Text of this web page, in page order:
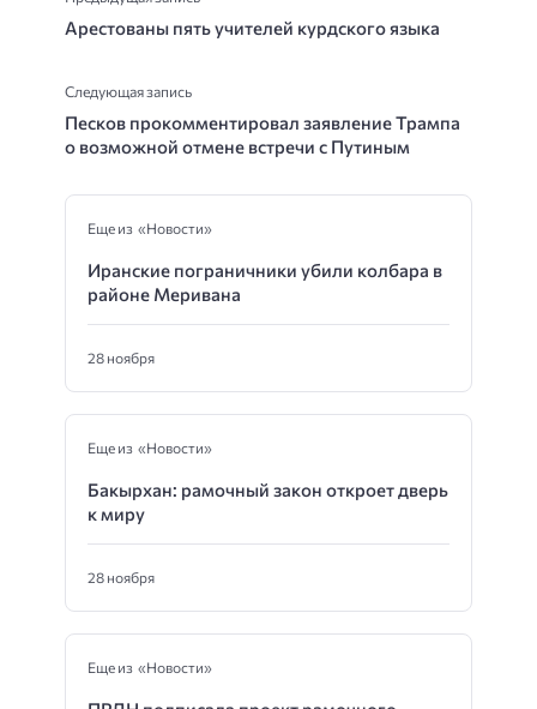
Арестованы пять учителей курдского языка
Следующая запись
Песков прокомментировал заявление Трампа
о возможной отмене встречи с Путиным
Еще из «Новости»
Иранские пограничники убили колбара в
районе Меривана
28 ноября
Еще из «Новости»
Бакырхан: рамочный закон откроет дверь
к миру
28 ноября
Еще из «Новости»